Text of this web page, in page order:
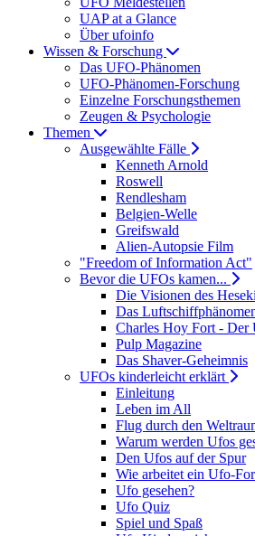
UAP at a Glance
Über ufoinfo
Wissen & Forschung
Das UFO-Phänomen
UFO-Phänomen-Forschung
Einzelne Forschungsthemen
Zeugen & Psychologie
Themen
Ausgewählte Fälle
Kenneth Arnold
Roswell
Rendlesham
Belgien-Welle
Greifswald
Alien-Autopsie Film
"Freedom of Information Act"
Bevor die UFOs kamen...
Die Visionen des
Das
Charles Hoy Fort - Der
Pulp Magazine
Das Shaver-Geheimnis
UFOs kinderleicht erklärt
Einleitung
Leben im All
Flug durch den
Warum werden Ufos
Den Ufos auf der Spur
Wie arbeitet ein Ufo-
Ufo gesehen?
Ufo Quiz
Spiel und Spaß